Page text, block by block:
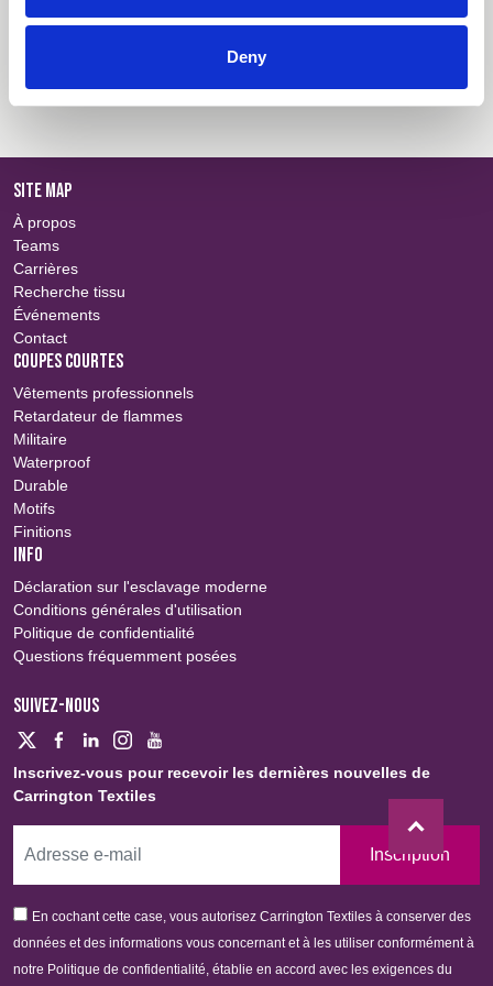
Deny
Gamme de coloris Connexion
SITE MAP
À propos
Teams
Carrières
Recherche tissu
Événements
Contact
COUPES COURTES
Vêtements professionnels
Retardateur de flammes
Militaire
Waterproof
Durable
Motifs
Finitions
INFO
Déclaration sur l'esclavage moderne
Conditions générales d'utilisation
Politique de confidentialité
Questions fréquemment posées
SUIVEZ-NOUS
Inscrivez-vous pour recevoir les dernières nouvelles de
Carrington Textiles
Inscription
En cochant cette case, vous autorisez Carrington Textiles à conserver des
données et des informations vous concernant et à les utiliser conformément à
notre Politique de confidentialité, établie en accord avec les exigences du